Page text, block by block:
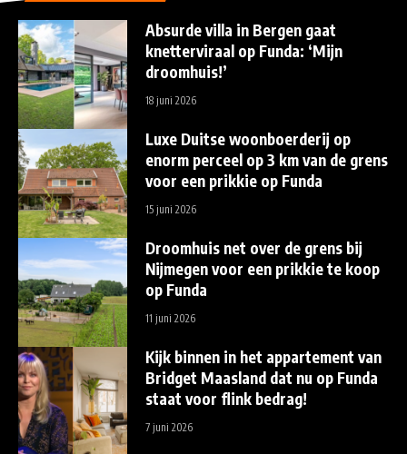
Absurde villa in Bergen gaat
knetterviraal op Funda: ‘Mijn
droomhuis!’
18 juni 2026
Luxe Duitse woonboerderij op
enorm perceel op 3 km van de grens
voor een prikkie op Funda
15 juni 2026
Droomhuis net over de grens bij
Nijmegen voor een prikkie te koop
op Funda
11 juni 2026
Kijk binnen in het appartement van
Bridget Maasland dat nu op Funda
staat voor flink bedrag!
7 juni 2026